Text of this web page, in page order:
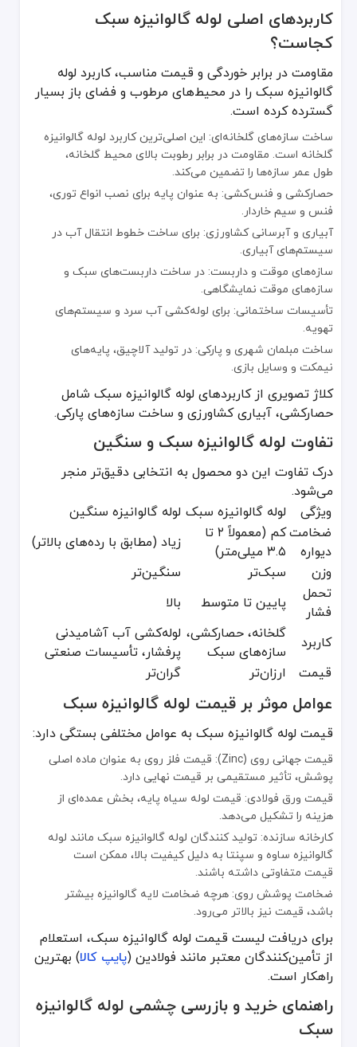
کاربردهای اصلی لوله گالوانیزه سبک
کجاست؟
مقاومت در برابر خوردگی و قیمت مناسب، کاربرد لوله
گالوانیزه سبک را در محیط‌های مرطوب و فضای باز بسیار
گسترده کرده است.
ساخت سازه‌های گلخانه‌ای: این اصلی‌ترین کاربرد لوله گالوانیزه
گلخانه است. مقاومت در برابر رطوبت بالای محیط گلخانه،
طول عمر سازه‌ها را تضمین می‌کند.
حصارکشی و فنس‌کشی: به عنوان پایه برای نصب انواع توری،
فنس و سیم خاردار.
آبیاری و آبرسانی کشاورزی: برای ساخت خطوط انتقال آب در
سیستم‌های آبیاری.
سازه‌های موقت و داربست: در ساخت داربست‌های سبک و
سازه‌های موقت نمایشگاهی.
تأسیسات ساختمانی: برای لوله‌کشی آب سرد و سیستم‌های
تهویه.
ساخت مبلمان شهری و پارکی: در تولید آلاچیق، پایه‌های
نیمکت و وسایل بازی.
کلاژ تصویری از کاربردهای لوله گالوانیزه سبک شامل
حصارکشی، آبیاری کشاورزی و ساخت سازه‌های پارکی.
تفاوت لوله گالوانیزه سبک و سنگین
درک تفاوت این دو محصول به انتخابی دقیق‌تر منجر
می‌شود.
ویژگی
لوله گالوانیزه سبک لوله گالوانیزه سنگین
ضخامت
دیواره
کم (معمولاً ۲ تا
۳.۵ میلی‌متر)
زیاد (مطابق با رده‌های بالاتر)
وزن
سبک‌تر
سنگین‌تر
تحمل
فشار
پایین تا متوسط
بالا
کاربرد
گلخانه، حصارکشی،
سازه‌های سبک
لوله‌کشی آب آشامیدنی
پرفشار، تأسیسات صنعتی
قیمت
ارزان‌تر گران‌تر
عوامل موثر بر قیمت لوله گالوانیزه سبک
قیمت لوله گالوانیزه سبک به عوامل مختلفی بستگی دارد:
قیمت جهانی روی (Zinc): قیمت فلز روی به عنوان ماده اصلی
پوشش، تأثیر مستقیمی بر قیمت نهایی دارد.
قیمت ورق فولادی: قیمت لوله سیاه پایه، بخش عمده‌ای از
هزینه را تشکیل می‌دهد.
کارخانه سازنده: تولید کنندگان لوله گالوانیزه سبک مانند لوله
گالوانیزه ساوه و سپنتا به دلیل کیفیت بالا، ممکن است
قیمت متفاوتی داشته باشند.
ضخامت پوشش روی: هرچه ضخامت لایه گالوانیزه بیشتر
باشد، قیمت نیز بالاتر می‌رود.
برای دریافت لیست قیمت لوله گالوانیزه سبک، استعلام
از تأمین‌کنندگان معتبر مانند فولادین (پایپ کالا) بهترین
راهکار است.
راهنمای خرید و بازرسی چشمی لوله گالوانیزه
سبک